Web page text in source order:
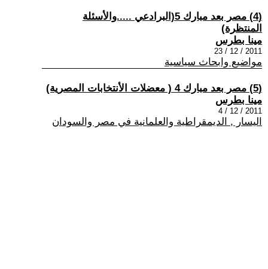
(4) مصر بعد مبارك 5(البرادعي .....والأسئلة
المنتظرة)
مينا بطرس
2011 / 12 / 23
مواضيع وابحاث سياسية
(5) مصر بعد مبارك 4 ( معضلات الأنتخابات المصرية)
مينا بطرس
2011 / 12 / 4
اليسار , الديمقراطية والعلمانية في مصر والسودان